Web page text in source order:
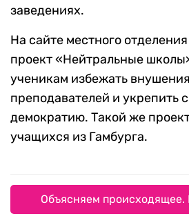
заведениях.
На сайте местного
проект «Нейтральные
ученикам избежать
преподавателей и укрепить
демократию. Такой же
учащихся из Гамбурга.
Объясняем происходящее.